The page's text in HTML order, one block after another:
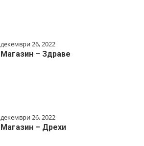
декември 26, 2022
Магазин – Здраве
декември 26, 2022
Магазин – Дрехи